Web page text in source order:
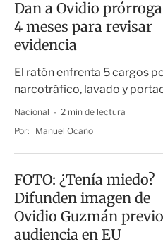
Dan a Ovidio
4 meses para revisar
evidencia
El ratón enfrenta 5 cargos
narcotráfico, lavado y
Nacional
2 min de lectura
Por:
Manuel Ocaño
FOTO: ¿Tenía miedo?
Difunden imagen de
Ovidio Guzmán
audiencia en EU